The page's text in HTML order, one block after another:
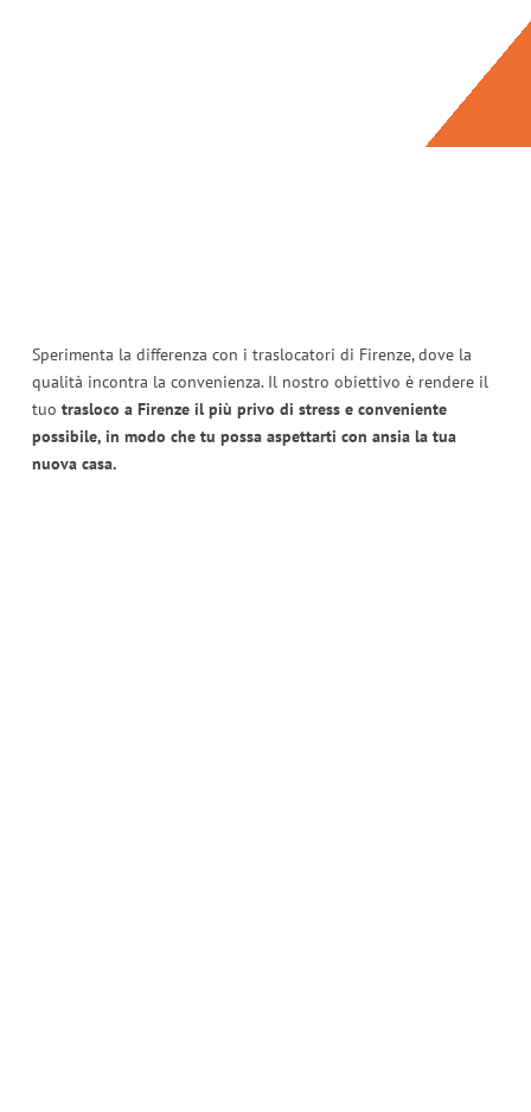
Sperimenta la differenza con i traslocatori di Firenze, dove la
qualità incontra la convenienza. Il nostro obiettivo è rendere il
tuo trasloco a Firenze il più privo di stress e conveniente
possibile, in modo che tu possa aspettarti con ansia la tua
nuova casa.